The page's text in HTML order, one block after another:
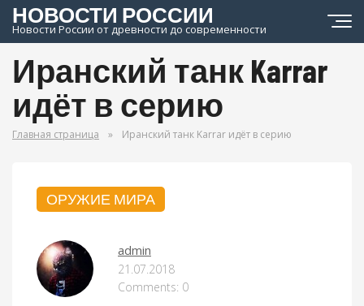
НОВОСТИ РОССИИ
Новости России от древности до современности
Иранский танк Karrar
идёт в серию
Главная страница » Иранский танк Karrar идёт в серию
ОРУЖИЕ МИРА
admin
21.07.2018
Comments: 0